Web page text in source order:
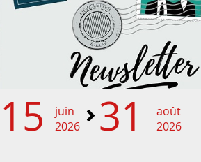
15
juin
2026
31
août
2026